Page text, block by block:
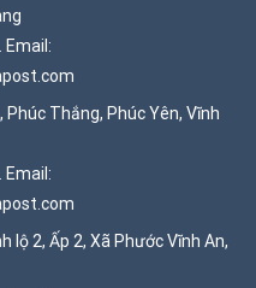
Email:
Phúc Thắng, Phúc Yên, Vĩnh
Email:
lộ 2, Ấp 2, Xã Phước Vĩnh An,